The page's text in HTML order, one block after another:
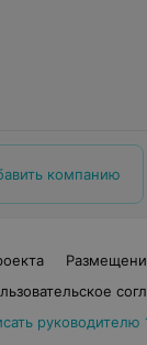
компанию
руководителю